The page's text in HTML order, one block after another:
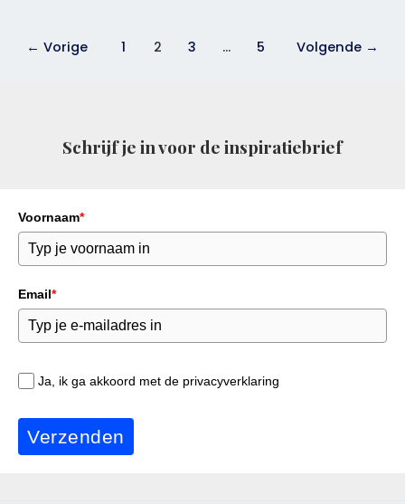
← Vorige 1 2 3 … 5 Volgende →
Schrijf je in voor de inspiratiebrief
Voornaam*
Email*
Ja, ik ga akkoord met de privacyverklaring
Verzenden